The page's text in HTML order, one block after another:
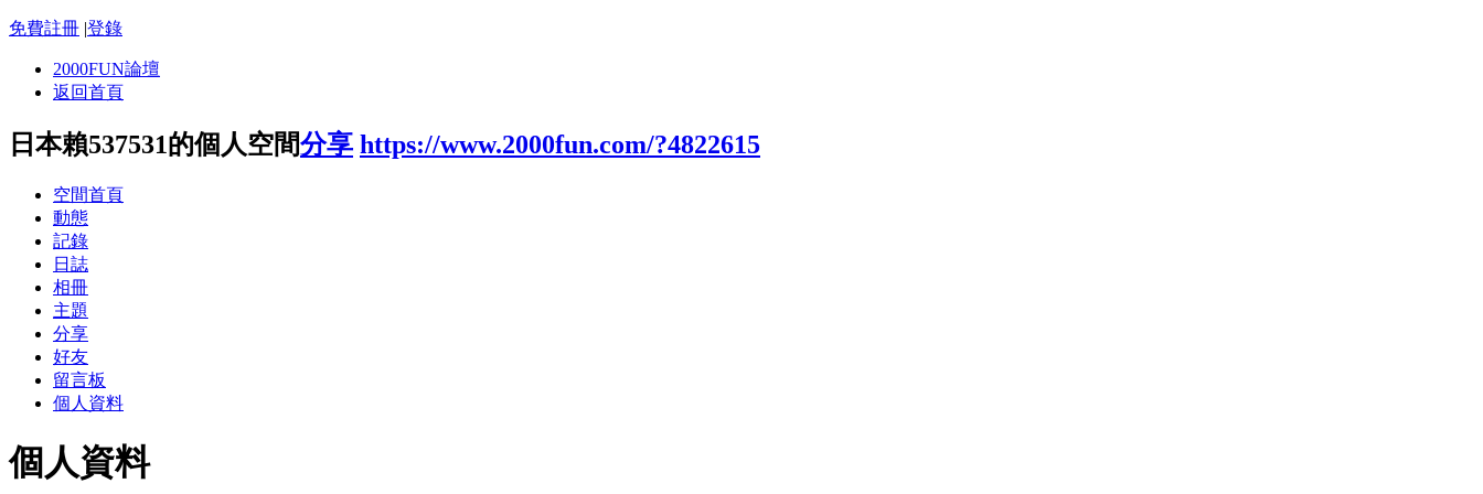
免費註冊 |登錄
2000FUN論壇
返回首頁
日本賴537531的個人空間分享 https://www.2000fun.com/?4822615
空間首頁
動態
記錄
日誌
相冊
主題
分享
好友
留言板
個人資料
個人資料